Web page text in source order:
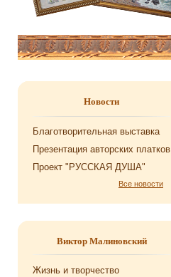
Новости
Благотворительная выставка
Презентация авторских платков
Проект "РУССКАЯ ДУША"
Все новости
Виктор Малиновский
Жизнь и творчество